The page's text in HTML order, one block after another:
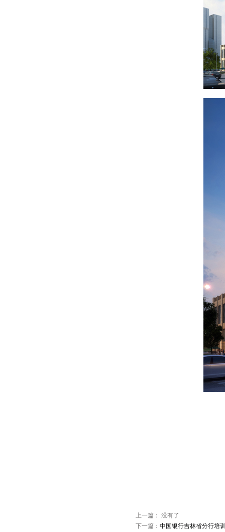
上一篇： 没有了
下一篇： 中国银行吉林省分行培